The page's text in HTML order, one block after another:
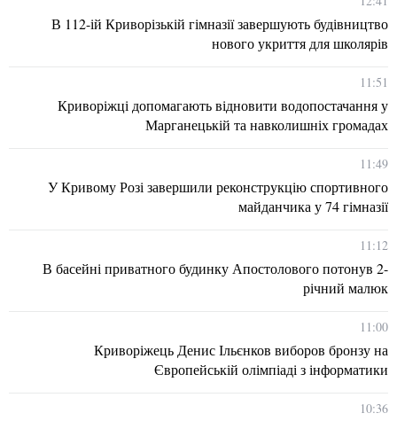
В 112-ій Криворізькій гімназії завершують будівництво
нового укриття для школярів
11:51
Криворіжці допомагають відновити водопостачання у
Марганецькій та навколишніх громадах
11:49
У Кривому Розі завершили реконструкцію спортивного
майданчика у 74 гімназії
11:12
В басейні приватного будинку Апостолового потонув 2-
річний малюк
11:00
Криворіжець Денис Ільєнков виборов бронзу на
Європейській олімпіаді з інформатики
10:36